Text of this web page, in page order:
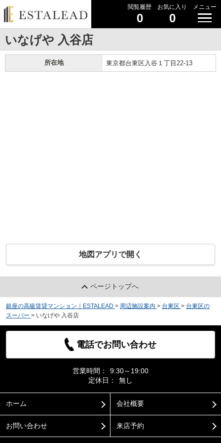
閲覧履歴
0
お気に入り
0
メニュー
いなげや 入谷店
所在地 東京都台東区入谷１丁目22-13
地図アプリで開く
ページトップへ
銀座の高級賃貸マンション｜ESTALEAD > 周辺施設案内 > 台東区 > 台東区の
スーパー > いなげや 入谷店
電話でお問い合わせ
営業時間：
9:30～19:00
定休日：
無し
ホーム 会社概要
お問い合わせ 来店予約